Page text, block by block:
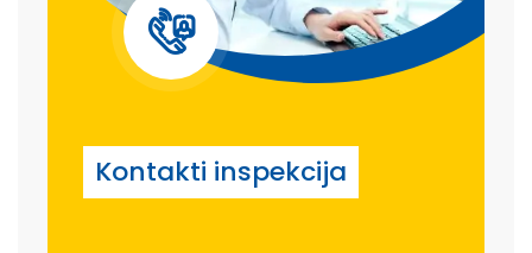
Kontakti inspekcija